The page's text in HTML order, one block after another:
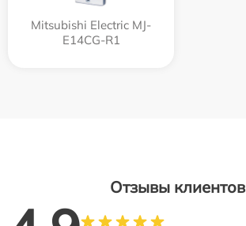
Mitsubishi Electric MJ-
E14CG-R1
Отзывы клиентов